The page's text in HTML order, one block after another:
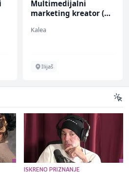
Multimedijalni
marketing kreator (m/
Kalea
Ilijaš
ISKRENO PRIZNANJE